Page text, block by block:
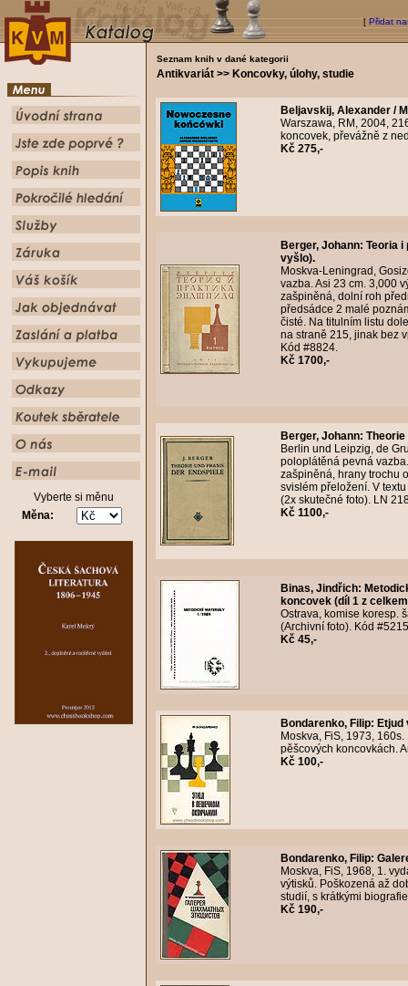
[ Přidat
Vyberte si měnu
Měna:
Seznam knih v dané kategorii
Antikvariát >> Koncovky, úlohy, studie
Beljavskij, Alexander /
Warszawa, RM, 2004,
koncovek, převážně z
Kč 275,-
Berger, Johann: Teoria i
vyšlo).
Moskva-Leningrad,
vazba. Asi 23 cm. 3,000
zašpiněná, dolní roh
předsádce 2 malé
čisté. Na titulním listu
na straně 215, jinak bez
Kód #8824.
Kč 1700,-
Berger, Johann: Theorie
Berlin und Leipzig, de
poloplátěná pevná
zašpiněná, hrany trochu
svislém přeložení. V
(2x skutečné foto). LN
Kč 1100,-
Binas, Jindřich:
koncovek (díl 1 z
Ostrava, komise koresp.
(Archivní foto). Kód
Kč 45,-
Bondarenko, Filip: Etjud
Moskva, FiS, 1973,
pěšcových koncovkách.
Kč 100,-
Bondarenko, Filip:
Moskva, FiS, 1968, 1.
výtisků. Poškozená až
studií, s krátkými
Kč 190,-